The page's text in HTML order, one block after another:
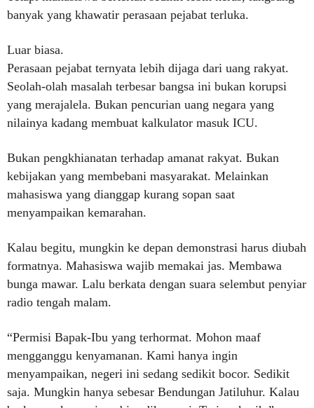
banyak yang khawatir perasaan pejabat terluka.
Luar biasa.
Perasaan pejabat ternyata lebih dijaga dari uang rakyat.
Seolah-olah masalah terbesar bangsa ini bukan korupsi
yang merajalela. Bukan pencurian uang negara yang
nilainya kadang membuat kalkulator masuk ICU.
Bukan pengkhianatan terhadap amanat rakyat. Bukan
kebijakan yang membebani masyarakat. Melainkan
mahasiswa yang dianggap kurang sopan saat
menyampaikan kemarahan.
Kalau begitu, mungkin ke depan demonstrasi harus diubah
formatnya. Mahasiswa wajib memakai jas. Membawa
bunga mawar. Lalu berkata dengan suara selembut penyiar
radio tengah malam.
“Permisi Bapak-Ibu yang terhormat. Mohon maaf
mengganggu kenyamanan. Kami hanya ingin
menyampaikan, negeri ini sedang sedikit bocor. Sedikit
saja. Mungkin hanya sebesar Bendungan Jatiluhur. Kalau